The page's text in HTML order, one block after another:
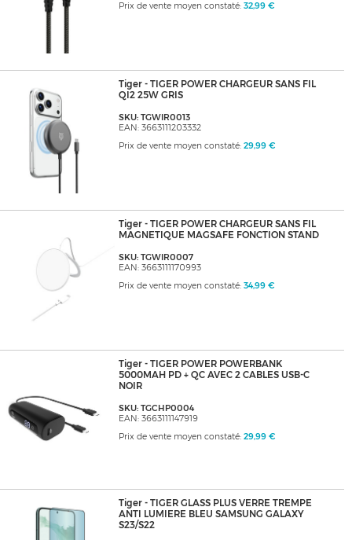
Prix de vente moyen constaté: 32,99 €
Tiger - TIGER POWER CHARGEUR SANS FIL
QI2 25W GRIS
SKU: TGWIR0013
EAN: 3663111203332
Prix de vente moyen constaté: 29,99 €
Tiger - TIGER POWER CHARGEUR SANS FIL
MAGNETIQUE MAGSAFE FONCTION STAND
SKU: TGWIR0007
EAN: 3663111170993
Prix de vente moyen constaté: 34,99 €
Tiger - TIGER POWER POWERBANK
5000MAH PD + QC AVEC 2 CABLES USB-C
NOIR
SKU: TGCHP0004
EAN: 3663111147919
Prix de vente moyen constaté: 29,99 €
Tiger - TIGER GLASS PLUS VERRE TREMPE
ANTI LUMIERE BLEU SAMSUNG GALAXY
S23/S22